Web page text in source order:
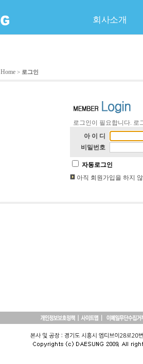
회사소개
회사개요
Home > 로그인
로그인이 필요합니다. 로
아 이 디
비밀번호
자동로그인
아직 회원가입을 하지